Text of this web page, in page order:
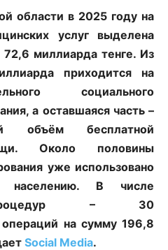
области в 2025 году на
услуг выделена
миллиарда тенге. Из
приходится на
социального
а оставшаяся часть –
объём бесплатной
Около половины
уже использовано
населению. В числе
процедур – 30
операций на сумму 196,8
Social Media.